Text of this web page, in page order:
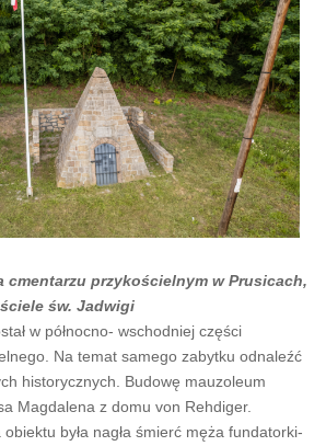
cmentarzu przykościelnym w Prusicach,
św. Jadwigi
w północno- wschodniej części
Na temat samego zabytku odnaleźć
historycznych. Budowę mauzoleum
Magdalena z domu von Rehdiger.
była nagła śmierć męża fundatorki-